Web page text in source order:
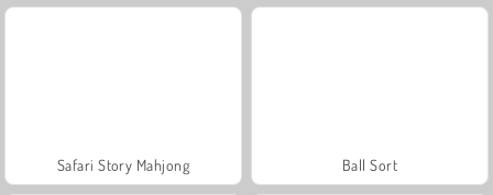
Safari Story Mahjong Ball Sort